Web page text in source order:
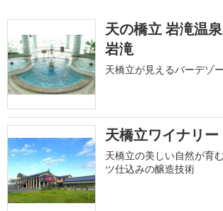
天の橋立 岩滝温
岩滝
天橋立が見えるバーデゾ
天橋立ワイナリー
天橋立の美しい自然が育
ツ仕込みの醸造技術